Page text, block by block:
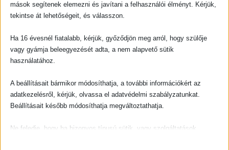
KAPCSOLATFELVÉTEL
CÍM:
1066 Budapest, Ó utca 16.
TELEFON:
EMAIL:
rendeles@evangeliumikiado.hu
mások segítenek elemezni és javítani a felhasználói élményt. Kérjük,
tekintse át lehetőségeit, és válasszon.
Ha 16 évesnél fiatalabb, kérjük, győződjön meg arról, hogy szülője
vagy gyámja beleegyezését adta, a nem alapvető sütik
használatához.
A beállításait bármikor módosíthatja, a további információkért az
adatkezelésről, kérjük, olvassa el adatvédelmi szabályzatunkat.
Beállításait később módosíthatja megváltoztathatja.
Ne feledje, hogy ha bizonyos típusú sütik, vagy szolgáltatások